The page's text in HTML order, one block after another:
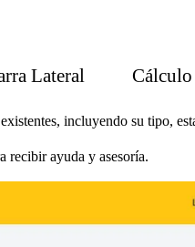
Lateral Cálculo
incluyendo su tipo,
recibir ayuda y asesoría.